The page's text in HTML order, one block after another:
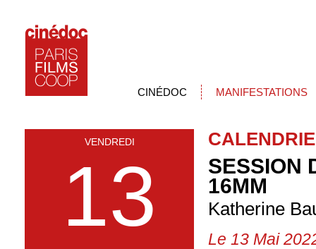
CINÉDOC MANIFESTATIONS
VENDREDI
13
SESSION
16MM
Katherine
Le 13 Mai